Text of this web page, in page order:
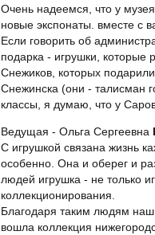
Очень надеемся, что у
новые экспонаты. вместе с
Если говорить об
подарка - игрушки, которые
Снежиков, которых
Снежинска (они - талисман
классы, я думаю, что у
Ведущая - Ольга Сергеевна
С игрушкой связана жизнь
особенно. Она и оберег и
людей игрушка - не только
коллекционирования.
Благодаря таким людям наш
вошла коллекция